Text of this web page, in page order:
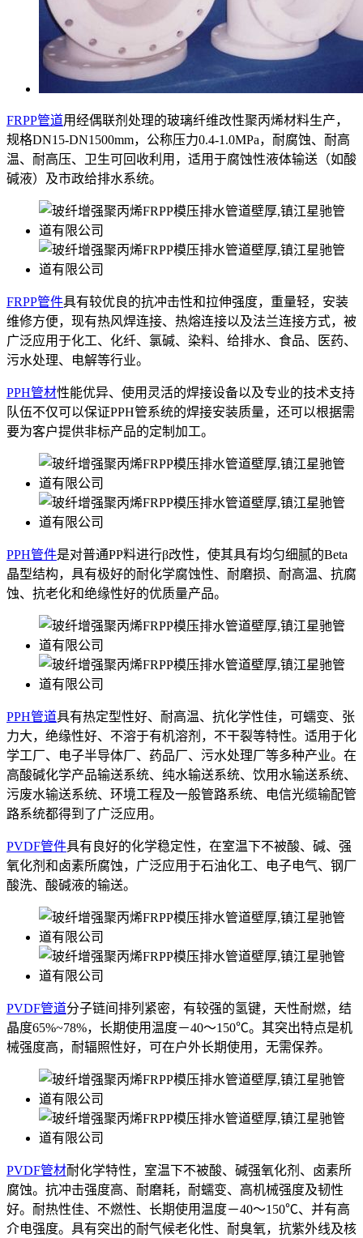
FRPP管道用经偶联剂处理的玻璃纤维改性聚丙烯材料生产，
规格DN15-DN1500mm，公称压力0.4-1.0MPa，耐腐蚀、耐高
温、耐高压、卫生可回收利用，适用于腐蚀性液体输送（如酸
碱液）及市政给排水系统。
FRPP管件具有较优良的抗冲击性和拉伸强度，重量轻，安装
维修方便，现有热风焊连接、热熔连接以及法兰连接方式，被
广泛应用于化工、化纤、氯碱、染料、给排水、食品、医药、
污水处理、电解等行业。
PPH管材性能优异、使用灵活的焊接设备以及专业的技术支持
队伍不仅可以保证PPH管系统的焊接安装质量，还可以根据需
要为客户提供非标产品的定制加工。
PPH管件是对普通PP料进行β改性，使其具有均匀细腻的Beta
晶型结构，具有极好的耐化学腐蚀性、耐磨损、耐高温、抗腐
蚀、抗老化和绝缘性好的优质量产品。
PPH管道具有热定型性好、耐高温、抗化学性佳，可蠕变、张
力大，绝缘性好、不溶于有机溶剂，不干裂等特性。适用于化
学工厂、电子半导体厂、药品厂、污水处理厂等多种产业。在
高酸碱化学产品输送系统、纯水输送系统、饮用水输送系统、
污废水输送系统、环境工程及一般管路系统、电信光缆输配管
路系统都得到了广泛应用。
PVDF管件具有良好的化学稳定性，在室温下不被酸、碱、强
氧化剂和卤素所腐蚀，广泛应用于石油化工、电子电气、钢厂
酸洗、酸碱液的输送。
PVDF管道分子链间排列紧密，有较强的氢键，天性耐燃，结
晶度65%~78%，长期使用温度－40～150℃。其突出特点是机
械强度高，耐辐照性好，可在户外长期使用，无需保养。
PVDF管材耐化学特性，室温下不被酸、碱强氧化剂、卤素所
腐蚀。抗冲击强度高、耐磨耗，耐蠕变、高机械强度及韧性
好。耐热性佳、不燃性、长期使用温度－40～150℃、并有高
介电强度。具有突出的耐气候老化性、耐臭氧，抗紫外线及核